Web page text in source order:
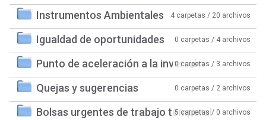
Instrumentos Ambientales 4 carpetas / 20 archivos
Igualdad de oportunidades 0 carpetas / 4 archivos
Punto de aceleración a la inversión0 carpetas / 3 archivos
Quejas y sugerencias 0 carpetas / 2 archivos
Bolsas urgentes de trabajo temporal5 carpetas / 0 archivos